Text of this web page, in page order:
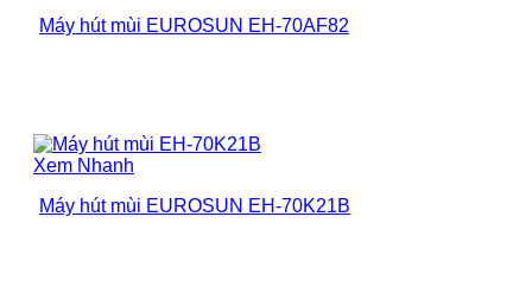
Máy hút mùi EUROSUN EH-70AF82
Xem Nhanh
Máy hút mùi EUROSUN EH-70K21B